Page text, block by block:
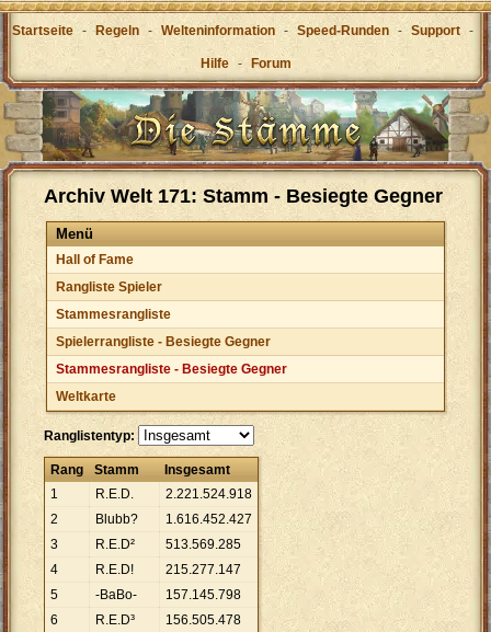
Startseite - Regeln - Welteninformation - Speed-Runden - Support -
Hilfe - Forum
Archiv Welt 171: Stamm - Besiegte Gegner
Menü
Hall of Fame
Rangliste Spieler
Stammesrangliste
Spielerrangliste - Besiegte Gegner
Stammesrangliste - Besiegte Gegner
Weltkarte
Ranglistentyp:
Rang Stamm
Insgesamt
1
R.E.D. 2.221.524.918
2
Blubb? 1.616.452.427
3
R.E.D² 513.569.285
4
R.E.D! 215.277.147
5
-BaBo- 157.145.798
6
R.E.D³ 156.505.478